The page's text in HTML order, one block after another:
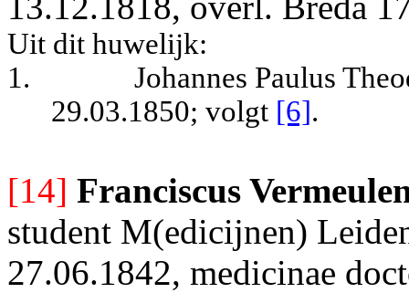
Uit dit huwelijk:
1.
Johannes Paulus
29.03.1850; volgt [6].
[14] Franciscus
student M(edicijnen)
27.06.1842, medicinae